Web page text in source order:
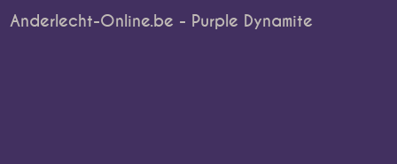
Anderlecht-Online.be - Purple Dynamite